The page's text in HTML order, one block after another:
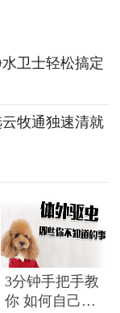
卫士轻松搞定
牧通独速清就
3分钟手把手教
你 如何自己给